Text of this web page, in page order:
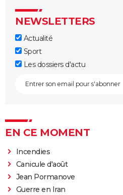
NEWSLETTERS
Actualité
Sport
Les dossiers d'actu
EN CE MOMENT
Incendies
Canicule d'août
Jean Pormanove
Guerre en Iran